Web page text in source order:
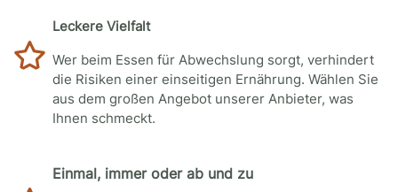
Leckere Vielfalt
Wer beim Essen für Abwechslung sorgt, verhindert
die Risiken einer einseitigen Ernährung. Wählen Sie
aus dem großen Angebot unserer Anbieter, was
Ihnen schmeckt.
Einmal, immer oder ab und zu